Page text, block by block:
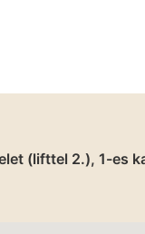
(lifttel 2.), 1-es